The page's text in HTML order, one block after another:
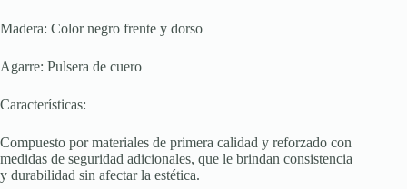
Madera: Color negro frente y dorso
Agarre: Pulsera de cuero
Características:
Compuesto por materiales de primera calidad y reforzado con
medidas de seguridad adicionales, que le brindan consistencia
y durabilidad sin afectar la estética.